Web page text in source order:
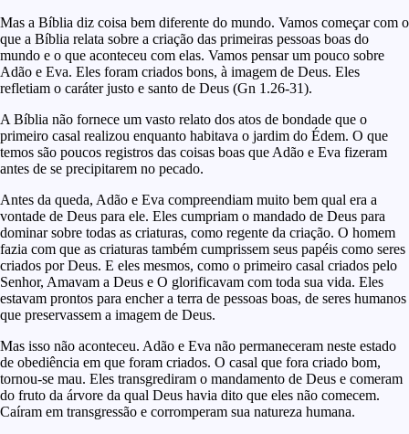
Mas a Bíblia diz coisa bem diferente do mundo. Vamos começar com o
que a Bíblia relata sobre a criação das primeiras pessoas boas do
mundo e o que aconteceu com elas. Vamos pensar um pouco sobre
Adão e Eva. Eles foram criados bons, à imagem de Deus. Eles
refletiam o caráter justo e santo de Deus (Gn 1.26-31).
A Bíblia não fornece um vasto relato dos atos de bondade que o
primeiro casal realizou enquanto habitava o jardim do Édem. O que
temos são poucos registros das coisas boas que Adão e Eva fizeram
antes de se precipitarem no pecado.
Antes da queda, Adão e Eva compreendiam muito bem qual era a
vontade de Deus para ele. Eles cumpriam o mandado de Deus para
dominar sobre todas as criaturas, como regente da criação. O homem
fazia com que as criaturas também cumprissem seus papéis como seres
criados por Deus. E eles mesmos, como o primeiro casal criados pelo
Senhor, Amavam a Deus e O glorificavam com toda sua vida. Eles
estavam prontos para encher a terra de pessoas boas, de seres humanos
que preservassem a imagem de Deus.
Mas isso não aconteceu. Adão e Eva não permaneceram neste estado
de obediência em que foram criados. O casal que fora criado bom,
tornou-se mau. Eles transgrediram o mandamento de Deus e comeram
do fruto da árvore da qual Deus havia dito que eles não comecem.
Caíram em transgressão e corromperam sua natureza humana.